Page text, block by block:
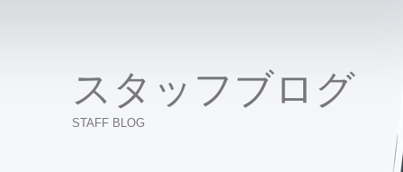
スタッフブログ
STAFF BLOG